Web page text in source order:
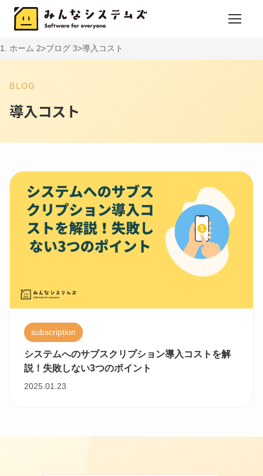
ホーム ブログ 導入コスト
BLOG
導入コスト
subscription
システムへのサブスクリプション導入コストを解
説！失敗しない3つのポイント
2025.01.23